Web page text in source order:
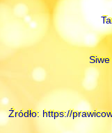
Źródło: https://